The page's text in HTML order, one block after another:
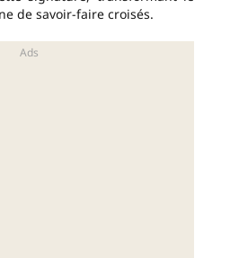
de savoir-faire croisés.